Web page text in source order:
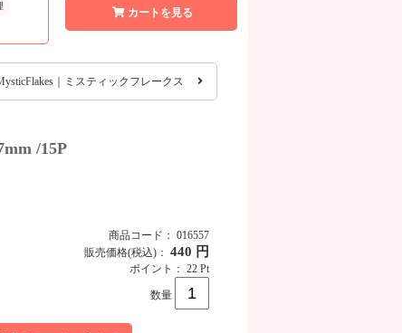
カートを見る
｜ミスティックフレークス
/15P
商品コード： 016557
販売価格(税込)： 440 円
ポイント： 22 Pt
数量